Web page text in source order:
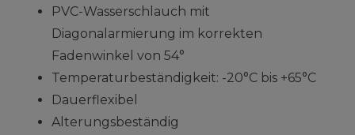
PVC-Wasserschlauch mit
Diagonalarmierung im korrekten
Fadenwinkel von 54°
Temperaturbeständigkeit: -20°C bis +65°C
Dauerflexibel
Alterungsbeständig